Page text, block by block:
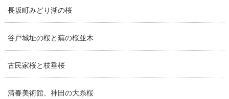
長坂町みどり湖の桜
谷戸城址の桜と蕪の桜並木
古民家桜と枝垂桜
清春美術館、神田の大糸桜